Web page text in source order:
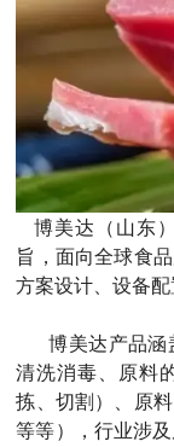
博美达（山东
旨，面向全球食
方案设计、设备
博美达产品涵
清洗消毒、原料
拣、切割）、原
等等），行业涉